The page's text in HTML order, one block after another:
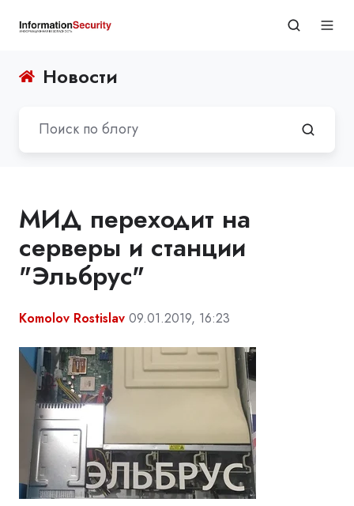
Новости
МИД переходит на
серверы и станции
"Эльбрус"
Komolov Rostislav 09.01.2019, 16:23